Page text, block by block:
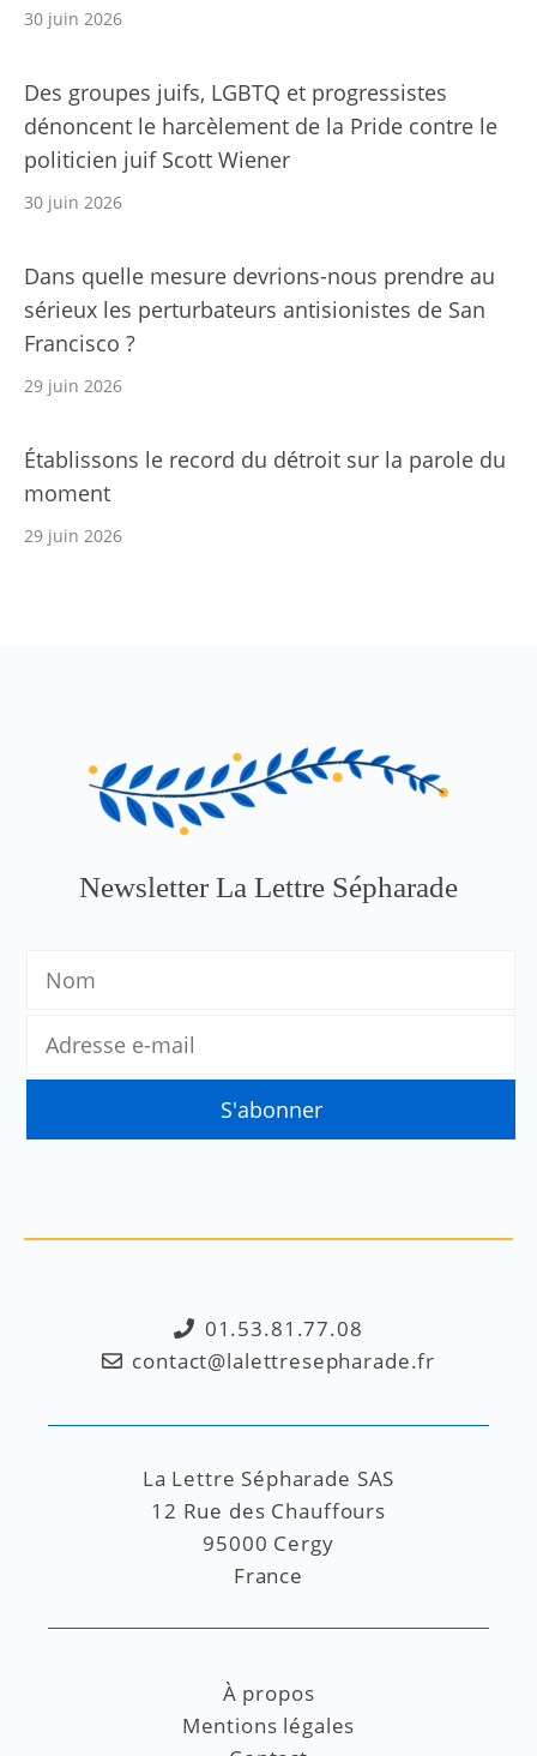
30 juin 2026
Des groupes juifs, LGBTQ et progressistes
dénoncent le harcèlement de la Pride contre le
politicien juif Scott Wiener
30 juin 2026
Dans quelle mesure devrions-nous prendre au
sérieux les perturbateurs antisionistes de San
Francisco ?
29 juin 2026
Établissons le record du détroit sur la parole du
moment
29 juin 2026
Newsletter La Lettre Sépharade
01.53.81.77.08
contact@lalettresepharade.fr
La Lettre Sépharade SAS
12 Rue des Chauffours
95000 Cergy
France
À propos
Mentions légales